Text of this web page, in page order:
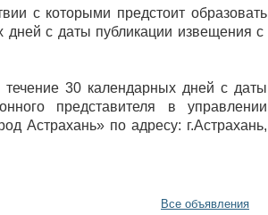
с которыми предстоит образовать
дней с даты публикации извещения с
30 календарных дней с даты
представителя в управлении
Астрахань» по адресу: г.Астрахань,
Все объявления